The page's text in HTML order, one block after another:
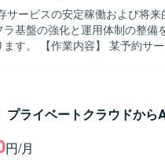
サービスの安定稼働および将
基盤の強化と運用体制の整備
サービスにお
だきます。開発チームからの依
ェアの設定変更やチューニング
と直接
を取りながら業務を進めるこ
ます。既存の設計にとらわれ
プライベートクラウドから
円/月